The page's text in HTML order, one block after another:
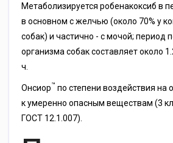
Метаболизируется робенакоксиб в
в основном с желчью (около 70% у
собак) и частично - с мочой; период
организма собак составляет около
ч.
Онсиор™ по степени воздействия на
к умеренно опасным веществам (3
ГОСТ 12.1.007).